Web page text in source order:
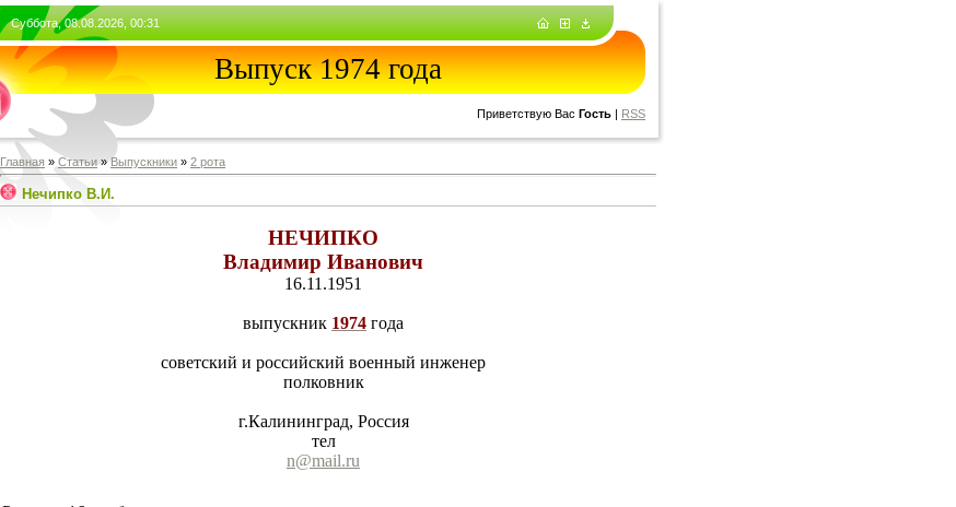
Суббота, 08.08.2026, 00:31
Выпуск 1974 года
Приветствую Вас Гость | RSS
Главная » Статьи »Выпускники » 2 рота
Нечипко В.И.
НЕЧИПКО
Владимир Иванович
16.11.1951
выпускник 1974 года
советский и российский военный инженер
полковник
г.Калининград, Россия
тел
n@mail.ru